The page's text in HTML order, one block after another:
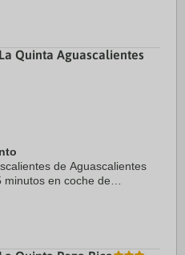
encuentra ...
Quinta Aguascalientes
de Aguascalientes
en coche de
Además, este hotel ...